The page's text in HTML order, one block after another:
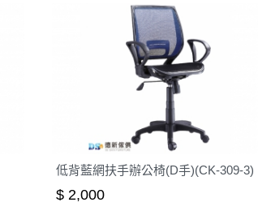
低背藍網扶手辦公椅(D手)(CK-309-3)
$ 2,000